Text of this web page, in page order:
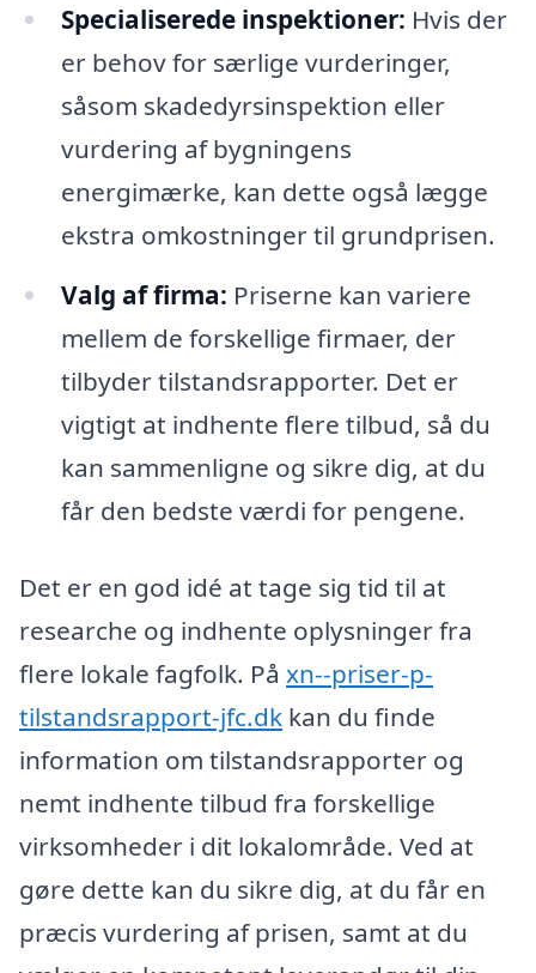
Specialiserede inspektioner: Hvis der
er behov for særlige vurderinger,
såsom skadedyrsinspektion eller
vurdering af bygningens
energimærke, kan dette også lægge
ekstra omkostninger til grundprisen.
Valg af firma: Priserne kan variere
mellem de forskellige firmaer, der
tilbyder tilstandsrapporter. Det er
vigtigt at indhente flere tilbud, så du
kan sammenligne og sikre dig, at du
får den bedste værdi for pengene.
Det er en god idé at tage sig tid til at
researche og indhente oplysninger fra
flere lokale fagfolk. På xn--priser-p-
tilstandsrapport-jfc.dk kan du finde
information om tilstandsrapporter og
nemt indhente tilbud fra forskellige
virksomheder i dit lokalområde. Ved at
gøre dette kan du sikre dig, at du får en
præcis vurdering af prisen, samt at du